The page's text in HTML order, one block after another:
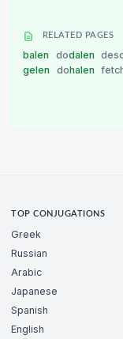
RELATED PAGES
balen dodalen
gelen
dohalen
TOP CONJUGATIONS
Greek
Russian
Arabic
Japanese
Spanish
English